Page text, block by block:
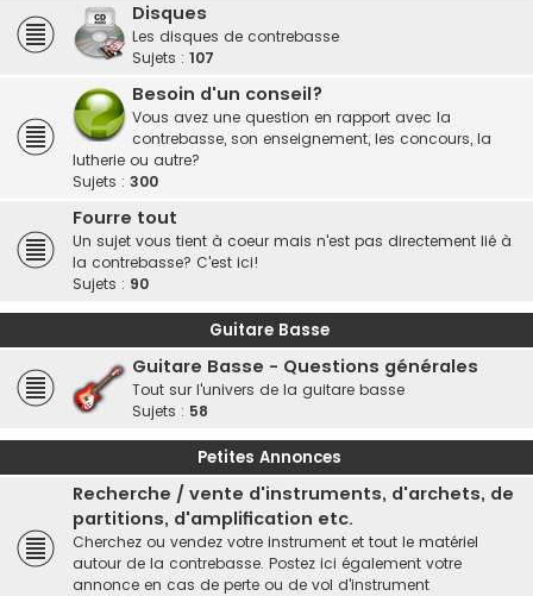
Disques
Les disques de contrebasse
Sujets : 107
Besoin d'un conseil?
Vous avez une question en rapport avec la
contrebasse, son enseignement, les concours, la
lutherie ou autre?
Sujets : 300
Fourre tout
Un sujet vous tient à coeur mais n'est pas directement lié à
la contrebasse? C'est ici!
Sujets : 90
Guitare Basse
Guitare Basse - Questions générales
Tout sur l'univers de la guitare basse
Sujets : 58
Petites Annonces
Recherche / vente d'instruments, d'archets, de
partitions, d'amplification etc.
Cherchez ou vendez votre instrument et tout le matériel
autour de la contrebasse. Postez ici également votre
annonce en cas de perte ou de vol d'instrument